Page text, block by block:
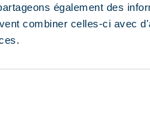
également des
combiner celles-ci avec